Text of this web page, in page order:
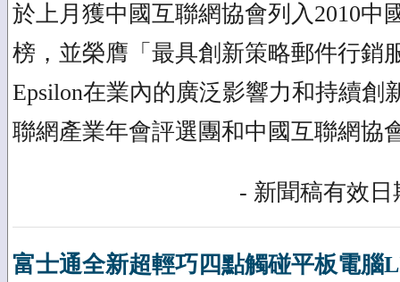
於上月獲中國互聯網協會列入2010中
榜，並榮膺「最具創新策略郵件行銷
Epsilon在業內的廣泛影響力和持續創
聯網產業年會評選團和中國互聯網協
- 新聞稿有效日
富士通全新超輕巧四點觸碰平板電腦